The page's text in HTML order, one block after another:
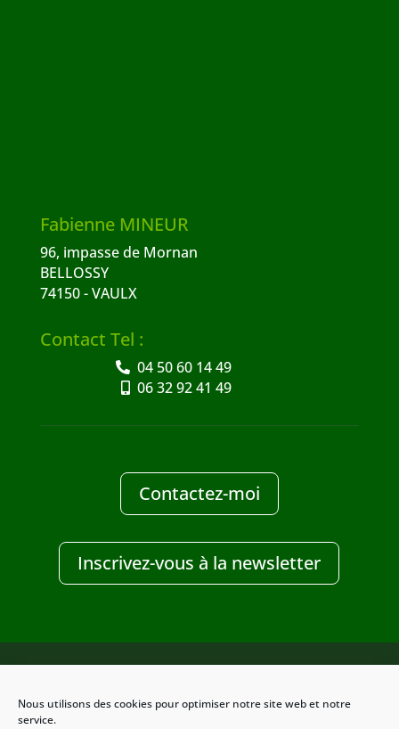
Nous utilisons des cookies pour optimiser notre site web et notre
service.
Fabienne MINEUR
96, impasse de Mornan
BELLOSSY
74150 - VAULX
Contact Tel :
04 50 60 14 49
06 32 92 41 49
Contactez-moi
Inscrivez-vous à la newsletter
Design Clic-services